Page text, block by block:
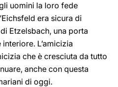
uomini la loro fede
era sicura di
Etzelsbach, una porta
L’amicizia
che è cresciuta da tutto
anche con questa
di oggi.